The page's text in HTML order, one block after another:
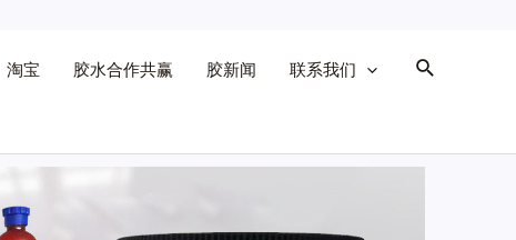
淘宝 胶水合作共赢 胶新闻 联系我们